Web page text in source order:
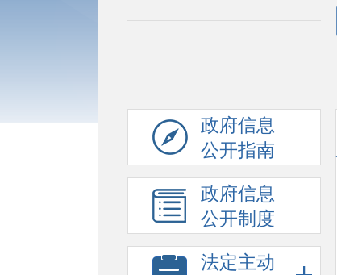
政府信息
公开指南
政府信息
公开制度
法定主动